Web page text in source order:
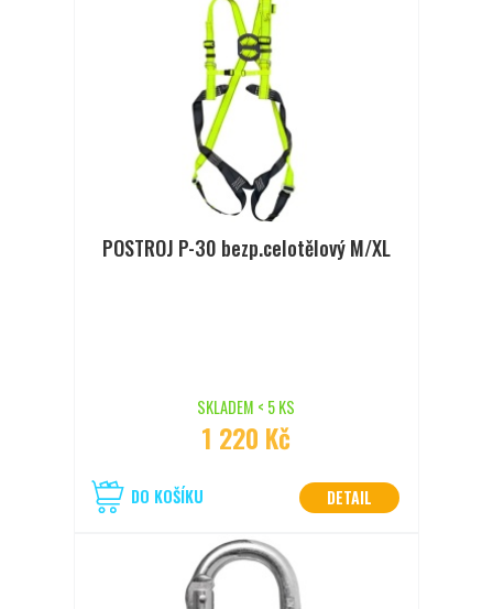
POSTROJ P-30 bezp.celotělový M/XL
SKLADEM < 5 KS
1 220 Kč
DETAIL
DO KOŠÍKU